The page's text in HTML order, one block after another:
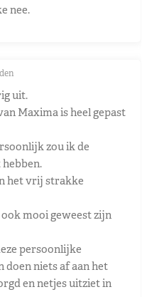
nee.
uit.
Maxima is heel gepast
zou ik de
het vrij strakke
mooi geweest zijn
persoonlijke
doen niets af aan het
en netjes uitziet in